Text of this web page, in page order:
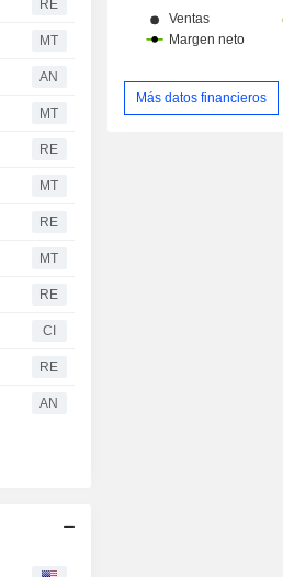
RE
MT
AN
MT
RE
MT
RE
MT
RE
CI
RE
AN
Más datos financieros